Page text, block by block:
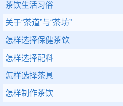
茶饮生活习俗
关于“茶道”与“茶坊”
怎样选择保健茶饮
怎样选择配料
怎样选择茶具
怎样制作茶饮